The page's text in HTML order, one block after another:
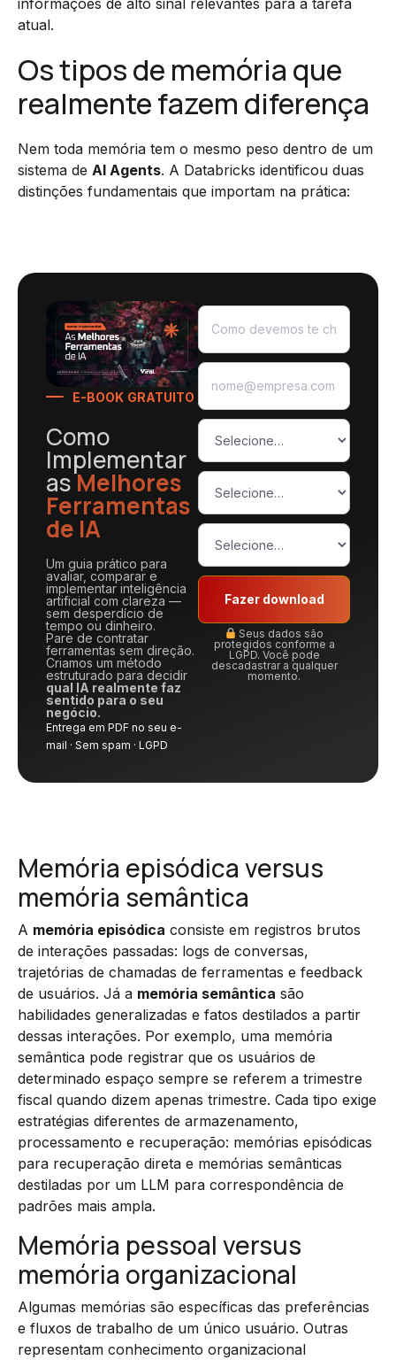
informações de alto sinal relevantes para a tarefa
atual.
Os tipos de memória que
realmente fazem diferença
Nem toda memória tem o mesmo peso dentro de um
sistema de AI Agents. A Databricks identificou duas
distinções fundamentais que importam na prática:
E-BOOK GRATUITO
Como
Implementar
asMelhores
Ferramentas
de IA
Um guia prático para
avaliar, comparar e
implementar inteligência
artificial com clareza —
sem desperdício de
tempo ou dinheiro.
Pare de contratar
ferramentas sem direção.
Criamos um método
estruturado para decidir
qual IA realmente faz
sentido para o seu
negócio.
Entrega em PDF no seu e-
mail · Sem spam · LGPD
Fazer download
Seus dados são
protegidos conforme a
LGPD. Você pode
descadastrar a qualquer
momento.
Memória episódica versus
memória semântica
A memória episódica consiste em registros brutos
de interações passadas: logs de conversas,
trajetórias de chamadas de ferramentas e feedback
de usuários. Já a memória semântica são
habilidades generalizadas e fatos destilados a partir
dessas interações. Por exemplo, uma memória
semântica pode registrar que os usuários de
determinado espaço sempre se referem a trimestre
fiscal quando dizem apenas trimestre. Cada tipo exige
estratégias diferentes de armazenamento,
processamento e recuperação: memórias episódicas
para recuperação direta e memórias semânticas
destiladas por um LLM para correspondência de
padrões mais ampla.
Memória pessoal versus
memória organizacional
Algumas memórias são específicas das preferências
e fluxos de trabalho de um único usuário. Outras
representam conhecimento organizacional